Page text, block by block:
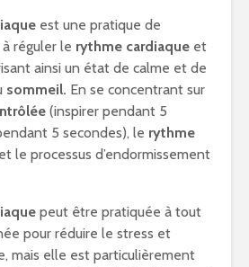
est une pratique de
réguler le rythme cardiaque et
ainsi un état de calme et de
sommeil. En se concentrant sur
(inspirer pendant 5
5 secondes), le rythme
le processus d’endormissement
peut être pratiquée à tout
pour réduire le stress et
mais elle est particulièrement